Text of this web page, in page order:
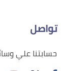
تواصل
حسابتنا علي